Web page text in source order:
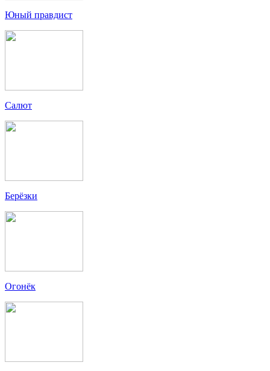
Юный правдист
Салют
Берёзки
Огонёк